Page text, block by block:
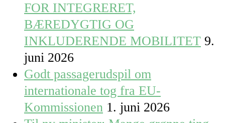
FOR INTEGRERET,
BÆREDYGTIG OG
INKLUDERENDE MOBILITET 9.
juni 2026
Godt passagerudspil om
internationale tog fra EU-
Kommissionen 1. juni 2026